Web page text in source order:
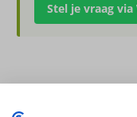
Stel je vraag
Lelie gloriosa 80cm
3 bloemen & 1 knop,